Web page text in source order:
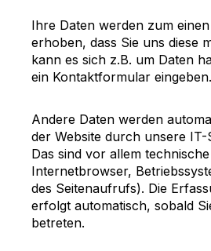
Ihre Daten werden zum
erhoben, dass Sie uns diese
kann es sich z.B. um Daten
ein Kontaktformular eingeben.
Andere Daten werden
der Website durch unsere IT-
Das sind vor allem
Internetbrowser,
des Seitenaufrufs). Die
erfolgt automatisch, sobald
betreten.